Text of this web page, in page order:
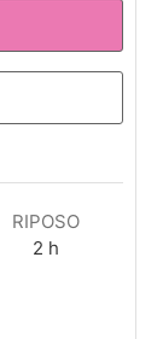
RIPOSO
2 ore
h